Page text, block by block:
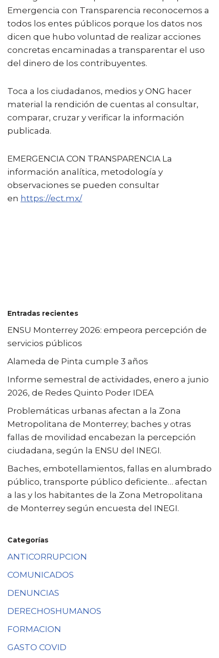
Emergencia con Transparencia reconocemos a
todos los entes públicos porque los datos nos
dicen que hubo voluntad de realizar acciones
concretas encaminadas a transparentar el uso
del dinero de los contribuyentes.
Toca a los ciudadanos, medios y ONG hacer
material la rendición de cuentas al consultar,
comparar, cruzar y verificar la información
publicada.
EMERGENCIA CON TRANSPARENCIA La
información analítica, metodología y
observaciones se pueden consultar
en https://ect.mx/
Entradas recientes
ENSU Monterrey 2026: empeora percepción de
servicios públicos
Alameda de Pinta cumple 3 años
Informe semestral de actividades, enero a junio
2026, de Redes Quinto Poder IDEA
Problemáticas urbanas afectan a la Zona
Metropolitana de Monterrey; baches y otras
fallas de movilidad encabezan la percepción
ciudadana, según la ENSU del INEGI.
Baches, embotellamientos, fallas en alumbrado
público, transporte público deficiente… afectan
a las y los habitantes de la Zona Metropolitana
de Monterrey según encuesta del INEGI.
Categorías
ANTICORRUPCION
COMUNICADOS
DENUNCIAS
DERECHOSHUMANOS
FORMACION
GASTO COVID